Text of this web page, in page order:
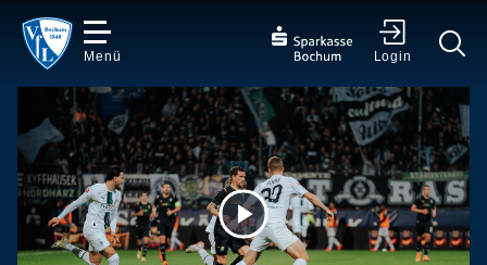
Menü Login
✕
Video